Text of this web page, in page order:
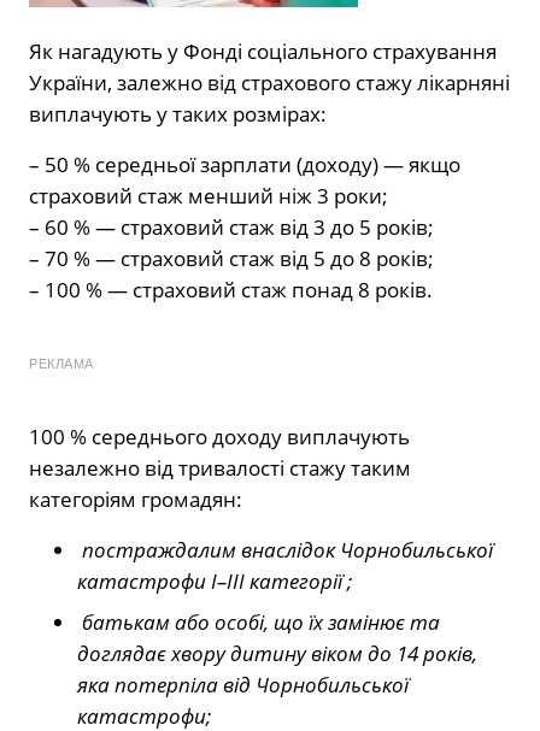
Як нагадують у Фонді соціального страхування
України, залежно від страхового стажу лікарняні
виплачують у таких розмірах:
– 50 % середньої зарплати (доходу) — якщо
страховий стаж менший ніж 3 роки;
– 60 % — страховий стаж від 3 до 5 років;
– 70 % — страховий стаж від 5 до 8 років;
– 100 % — страховий стаж понад 8 років.
РЕКЛАМА
100 % середнього доходу виплачують
незалежно від тривалості стажу таким
категоріям громадян:
постраждалим внаслідок Чорнобильської
катастрофи I–III категорії ;
батькам або особі, що їх замінює та
доглядає хвору дитину віком до 14 років,
яка потерпіла від Чорнобильської
катастрофи;